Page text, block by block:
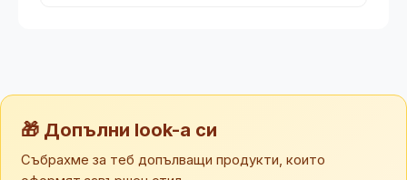
🎁 Допълни look-а си
Събрахме за теб допълващи продукти, които